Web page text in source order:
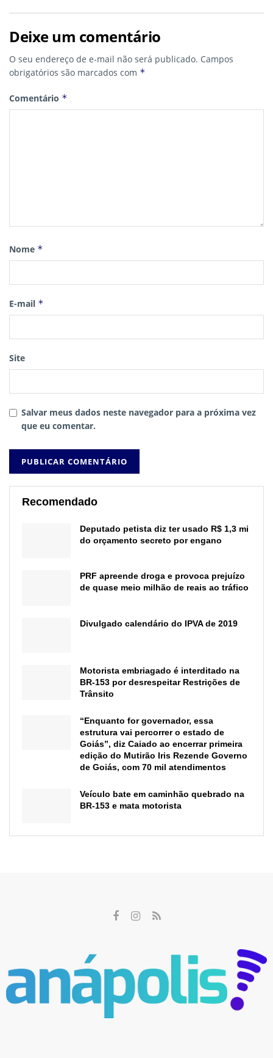
Deixe um comentário
O seu endereço de e-mail não será publicado. Campos
obrigatórios são marcados com *
Comentário *
Nome *
E-mail *
Site
Salvar meus dados neste navegador para a próxima vez
que eu comentar.
Recomendado
Deputado petista diz ter usado R$ 1,3 mi
do orçamento secreto por engano
PRF apreende droga e provoca prejuízo
de quase meio milhão de reais ao tráfico
Divulgado calendário do IPVA de 2019
Motorista embriagado é interditado na
BR-153 por desrespeitar Restrições de
Trânsito
“Enquanto for governador, essa
estrutura vai percorrer o estado de
Goiás”, diz Caiado ao encerrar primeira
edição do Mutirão Iris Rezende Governo
de Goiás, com 70 mil atendimentos
Veículo bate em caminhão quebrado na
BR-153 e mata motorista